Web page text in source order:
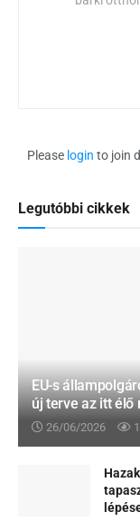
Please login to join
Legutóbbi cikkek
EU-s
új terve az itt élő
26/06/2026